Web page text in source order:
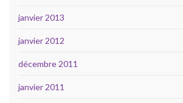
janvier 2013
janvier 2012
décembre 2011
janvier 2011